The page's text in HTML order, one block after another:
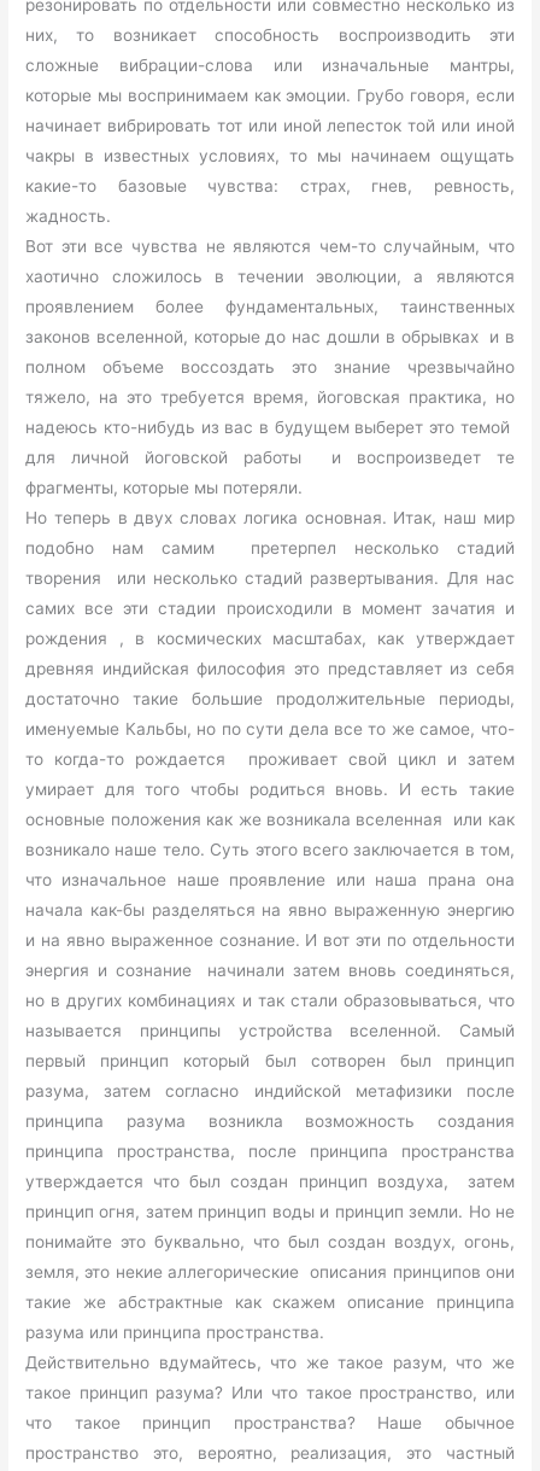
резонировать по отдельности или совместно несколько из
них, то возникает способность воспроизводить эти
сложные вибрации-слова или изначальные мантры,
которые мы воспринимаем как эмоции. Грубо говоря, если
начинает вибрировать тот или иной лепесток той или иной
чакры в известных условиях, то мы начинаем ощущать
какие-то базовые чувства: страх, гнев, ревность,
жадность.
Вот эти все чувства не являются чем-то случайным, что
хаотично сложилось в течении эволюции, а являются
проявлением более фундаментальных, таинственных
законов вселенной, которые до нас дошли в обрывках и в
полном объеме воссоздать это знание чрезвычайно
тяжело, на это требуется время, йоговская практика, но
надеюсь кто-нибудь из вас в будущем выберет это темой
для личной йоговской работы и воспроизведет те
фрагменты, которые мы потеряли.
Но теперь в двух словах логика основная. Итак, наш мир
подобно нам самим претерпел несколько стадий
творения или несколько стадий развертывания. Для нас
самих все эти стадии происходили в момент зачатия и
рождения , в космических масштабах, как утверждает
древняя индийская философия это представляет из себя
достаточно такие большие продолжительные периоды,
именуемые Кальбы, но по сути дела все то же самое, что-
то когда-то рождается проживает свой цикл и затем
умирает для того чтобы родиться вновь. И есть такие
основные положения как же возникала вселенная или как
возникало наше тело. Суть этого всего заключается в том,
что изначальное наше проявление или наша прана она
начала как-бы разделяться на явно выраженную энергию
и на явно выраженное сознание. И вот эти по отдельности
энергия и сознание начинали затем вновь соединяться,
но в других комбинациях и так стали образовываться, что
называется принципы устройства вселенной. Самый
первый принцип который был сотворен был принцип
разума, затем согласно индийской метафизики после
принципа разума возникла возможность создания
принципа пространства, после принципа пространства
утверждается что был создан принцип воздуха, затем
принцип огня, затем принцип воды и принцип земли. Но не
понимайте это буквально, что был создан воздух, огонь,
земля, это некие аллегорические описания принципов они
такие же абстрактные как скажем описание принципа
разума или принципа пространства.
Действительно вдумайтесь, что же такое разум, что же
такое принцип разума? Или что такое пространство, или
что такое принцип пространства? Наше обычное
пространство это, вероятно, реализация, это частный